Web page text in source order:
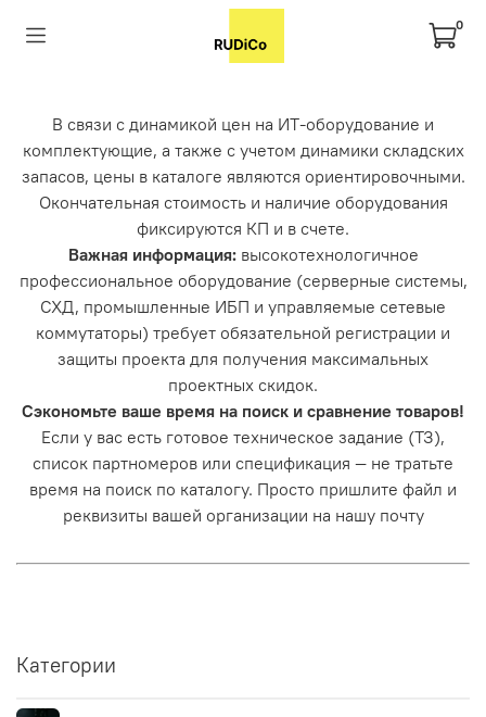
0
В связи с динамикой цен на ИТ-оборудование и
комплектующие, а также с учетом динамики складских
запасов, цены в каталоге являются ориентировочными.
Окончательная стоимость и наличие оборудования
фиксируются КП и в счете.
Важная информация: высокотехнологичное
профессиональное оборудование (серверные системы,
СХД, промышленные ИБП и управляемые сетевые
коммутаторы) требует обязательной регистрации и
защиты проекта для получения максимальных
проектных скидок.
Сэкономьте ваше время на поиск и сравнение товаров!
Если у вас есть готовое техническое задание (ТЗ),
список партномеров или спецификация — не тратьте
время на поиск по каталогу. Просто пришлите файл и
реквизиты вашей организации на нашу почту
Категории